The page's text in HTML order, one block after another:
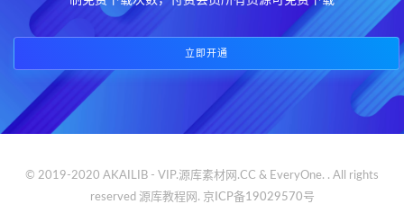
立即开通
© 2019-2020 AKAILIB - VIP.源库素材网.CC & EveryOne. . All rights
reserved 源库教程网. 京ICP备19029570号